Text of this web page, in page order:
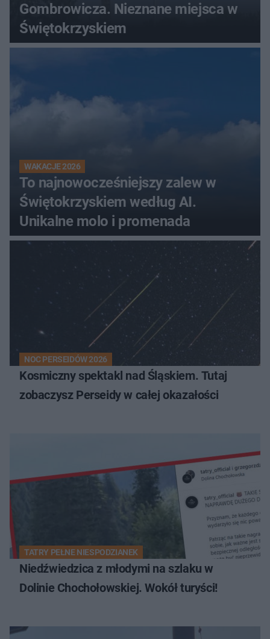
Gombrowicza. Nieznane miejsca w
Świętokrzyskiem
WAKACJE 2026
To najnowocześniejszy zalew w
Świętokrzyskiem według AI.
Unikalne molo i promenada
NOC PERSEIDÓW 2026
Kosmiczny spektakl nad Śląskiem. Tutaj
zobaczysz Perseidy w całej okazałości
TATRY PEŁNE NIESPODZIANEK
Niedźwiedzica z młodymi na szlaku w
Dolinie Chochołowskiej. Wokół turyści!